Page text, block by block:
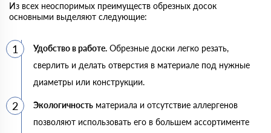
Из всех неоспоримых преимуществ обрезных досок
основными выделяют следующие:
Удобство в работе. Обрезные доски легко резать,
сверлить и делать отверстия в материале под нужные
диаметры или конструкции.
Экологичность материала и отсутствие аллергенов
позволяют использовать его в большем ассортименте